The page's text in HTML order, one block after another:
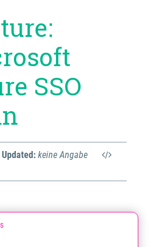
SSO
Updated: keine Angabe